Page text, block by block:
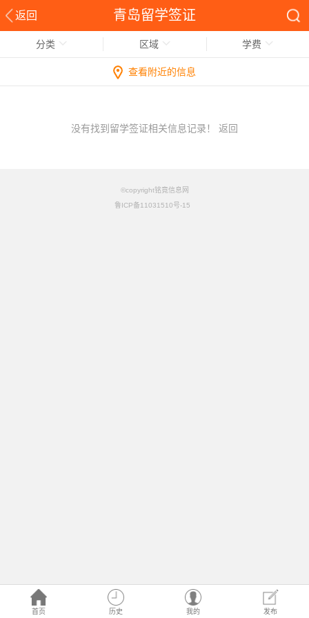
返回 青岛留学签证
首页 历史 我的 发布
分类 区域 学费
查看附近的信息
没有找到留学签证相关信息记录！ 返回
©copyright铭竟信息网
鲁ICP备11031510号-15